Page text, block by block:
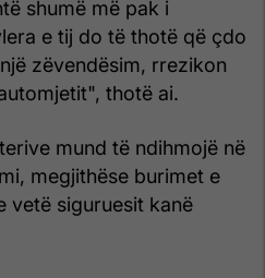
shumë më pak i
e tij do të thotë që çdo
zëvendësim, rrezikon
thotë ai.
mund të ndihmojë në
megjithëse burimet e
vetë siguruesit kanë